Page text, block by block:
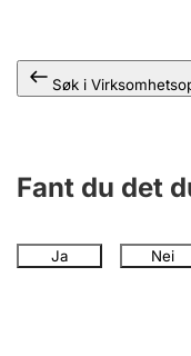
Søk i
Fant du det
Ja Nei